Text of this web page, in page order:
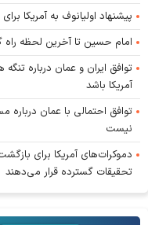
پیشنهاد اولیانوف به آمریکا
امام حسین تا آخرین لحظه
توافق ایران و عمان درباره
آمریکا باشد
توافق احتمالی با عمان
نیست
دموکرات‌های آمریکا برای
تحقیقات گسترده قرار می‌دهند